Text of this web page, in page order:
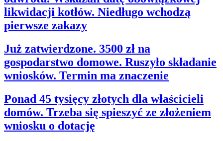
likwidacji kotłów. Niedługo wchodzą
pierwsze zakazy
Już zatwierdzone. 3500 zł na
gospodarstwo domowe. Ruszyło składanie
wniosków. Termin ma znaczenie
Ponad 45 tysięcy złotych dla właścicieli
domów. Trzeba się spieszyć ze złożeniem
wniosku o dotację